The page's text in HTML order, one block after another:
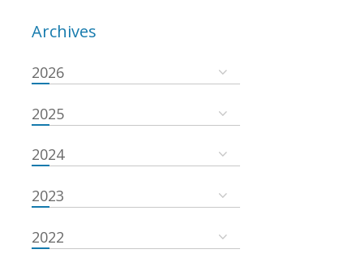
Archives
2026
2025
2024
2023
2022